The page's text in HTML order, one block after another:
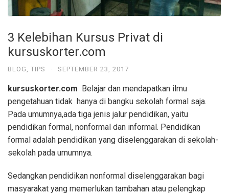
3 Kelebihan Kursus Privat di
kursuskorter.com
BLOG TIPS · SEPTEMBER 23, 2017
kursuskorter.com Belajar dan mendapatkan ilmu
pengetahuan tidak hanya di bangku sekolah formal saja.
Pada umumnya,ada tiga jenis jalur pendidikan, yaitu
pendidikan formal, nonformal dan informal. Pendidikan
formal adalah pendidikan yang diselenggarakan di sekolah-
sekolah pada umumnya.
Sedangkan pendidikan nonformal diselenggarakan bagi
masyarakat yang memerlukan tambahan atau pelengkap